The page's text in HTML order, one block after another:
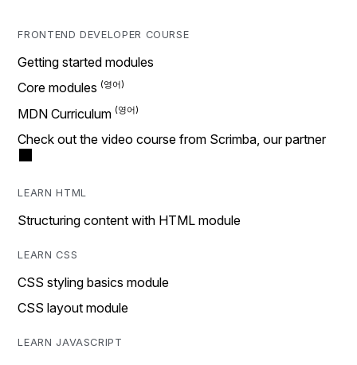
FRONTEND DEVELOPER COURSE
Getting started modules
Core modules
MDN Curriculum
Check out the video course from Scrimba, our partner
LEARN HTML
Structuring content with HTML module
LEARN CSS
CSS styling basics module
CSS layout module
LEARN JAVASCRIPT